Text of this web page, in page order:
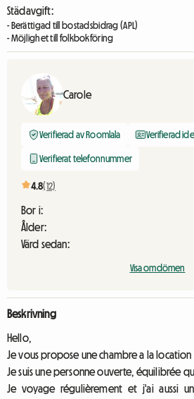
Städavgift:
- Berättigad till bostadsbidrag (APL)
- Möjlighet till folkbokföring
Carole
Verifierad av Roomlala Verifierad
Verifierat telefonnummer
4.8(12)
Bor i:
Ålder:
Värd sedan:
Visa omdömen
Beskrivning
Hello,
Je vous propose une chambre a la
Je suis une personne ouverte, équilibrée
Je voyage régulièrement et j'ai aussi